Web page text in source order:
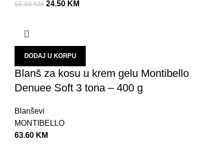
55.60KM 24.50 KM
DODAJ U KORPU
Blanš za kosu u krem gelu Montibello
Denuee Soft 3 tona – 400 g
Blanševi
MONTIBELLO
63.60 KM